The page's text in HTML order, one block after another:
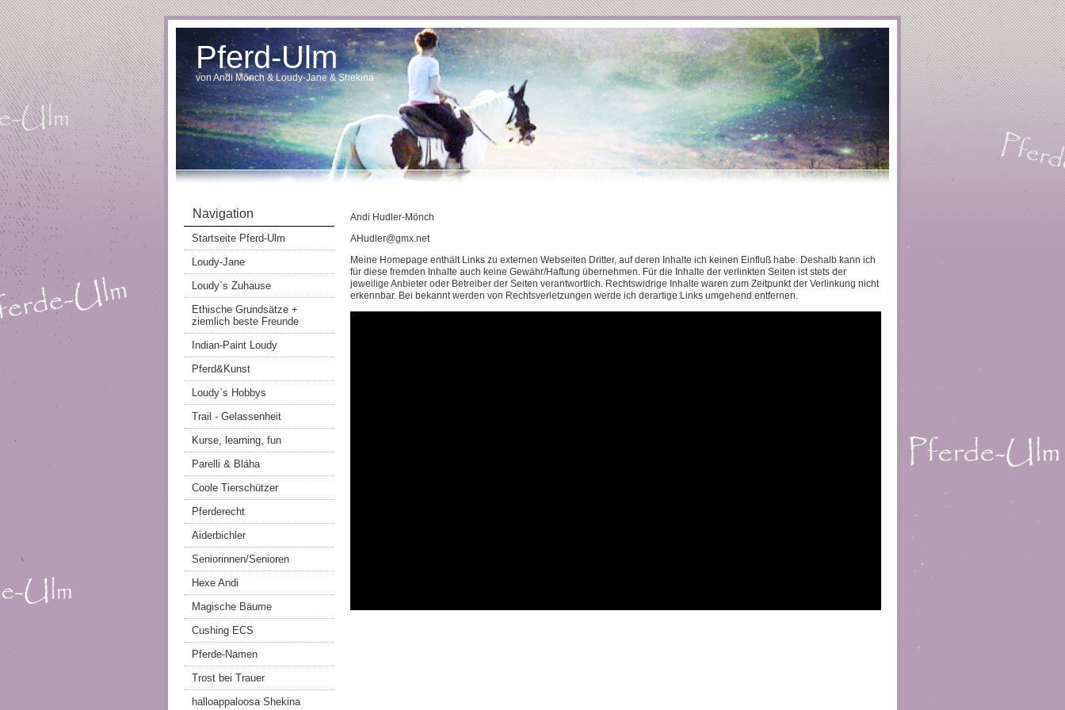
Pferd-Ulm
von Andi Mönch & Loudy-Jane & Shekina
Navigation
Startseite Pferd-Ulm
Loudy-Jane
Loudy`s Zuhause
Ethische Grundsätze +
ziemlich beste Freunde
Indian-Paint Loudy
Pferd&Kunst
Loudy`s Hobbys
Trail - Gelassenheit
Kurse, learning, fun
Parelli & Bláha
Coole Tierschützer
Pferderecht
Aiderbichler
Seniorinnen/Senioren
Hexe Andi
Magische Bäume
Cushing ECS
Pferde-Namen
Trost bei Trauer
halloappaloosa Shekina
Andi Hudler-Mönch
AHudler@gmx.net
Meine Homepage enthält Links zu externen Webseiten Dritter, auf deren Inhalte ich keinen Einfluß habe. Deshalb kann ich
für diese fremden Inhalte auch keine Gewähr/Haftung übernehmen. Für die Inhalte der verlinkten Seiten ist stets der
jeweilige Anbieter oder Betreiber der Seiten verantwortlich. Rechtswidrige Inhalte waren zum Zeitpunkt der Verlinkung nicht
erkennbar. Bei bekannt werden von Rechtsverletzungen werde ich derartige Links umgehend entfernen.